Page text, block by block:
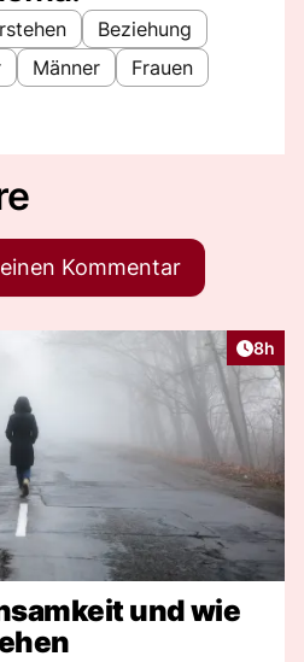
Beziehung
Männer
Frauen
Kommentar
8h
und wie